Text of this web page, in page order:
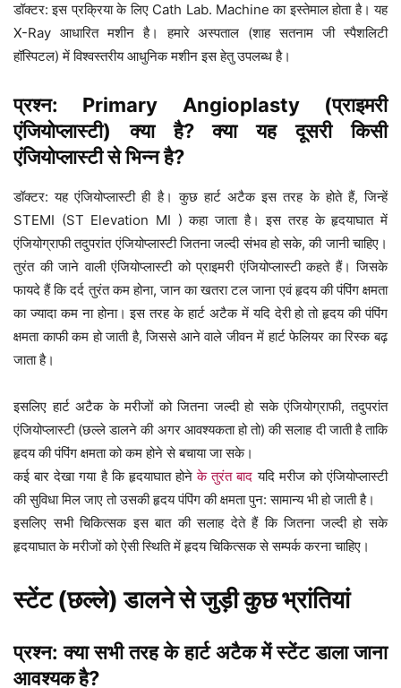
डॉक्टर: इस प्रक्रिया के लिए Cath Lab. Machine का इस्तेमाल होता है। यह
X-Ray आधारित मशीन है। हमारे अस्पताल (शाह सतनाम जी स्पैशलिटी
हॉस्पिटल) में विश्वस्तरीय आधुनिक मशीन इस हेतु उपलब्ध है।
प्रश्न: Primary Angioplasty(प्राइमरी
एंजियोप्लास्टी) क्या है? क्या यह दूसरी किसी
एंजियोप्लास्टी से भिन्न है?
डॉक्टर: यह एंजियोप्लास्टी ही है। कुछ हार्ट अटैक इस तरह के होते हैं, जिन्हें
STEMI (ST Elevation MI ) कहा जाता है। इस तरह के हृदयाघात में
एंजियोग्राफी तदुपरांत एंजियोप्लास्टी जितना जल्दी संभव हो सके, की जानी चाहिए।
तुरंत की जाने वाली एंजियोप्लास्टी को प्राइमरी एंजियोप्लास्टी कहते हैं। जिसके
फायदे हैं कि दर्द तुरंत कम होना, जान का खतरा टल जाना एवं हृदय की पंपिंग क्षमता
का ज्यादा कम ना होना। इस तरह के हार्ट अटैक में यदि देरी हो तो हृदय की पंपिंग
क्षमता काफी कम हो जाती है, जिससे आने वाले जीवन में हार्ट फेलियर का रिस्क बढ़
जाता है।
इसलिए हार्ट अटैक के मरीजों को जितना जल्दी हो सके एंजियोग्राफी, तदुपरांत
एंजियोप्लास्टी (छल्ले डालने की अगर आवश्यकता हो तो) की सलाह दी जाती है ताकि
हृदय की पंपिंग क्षमता को कम होने से बचाया जा सके।
कई बार देखा गया है कि हृदयाघात होनेके तुरंत बाद यदि मरीज को एंजियोप्लास्टी
की सुविधा मिल जाए तो उसकी हृदय पंपिंग की क्षमता पुन: सामान्य भी हो जाती है।
इसलिए सभी चिकित्सक इस बात की सलाह देते हैं कि जितना जल्दी हो सके
हृदयाघात के मरीजों को ऐसी स्थिति में हृदय चिकित्सक से सम्पर्क करना चाहिए।
स्टेंट (छल्ले) डालने से जुड़ी कुछ भ्रांतियां
प्रश्न: क्या सभी तरह के हार्ट अटैक में स्टेंट डाला जाना
आवश्यक है?